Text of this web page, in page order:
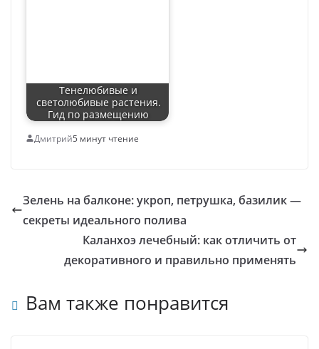
Тенелюбивые и
светолюбивые растения.
Гид по размещению
Дмитрий5 минут чтение
Зелень на балконе: укроп, петрушка, базилик —
секреты идеального полива
Каланхоэ лечебный: как отличить от
декоративного и правильно применять
Вам также понравится